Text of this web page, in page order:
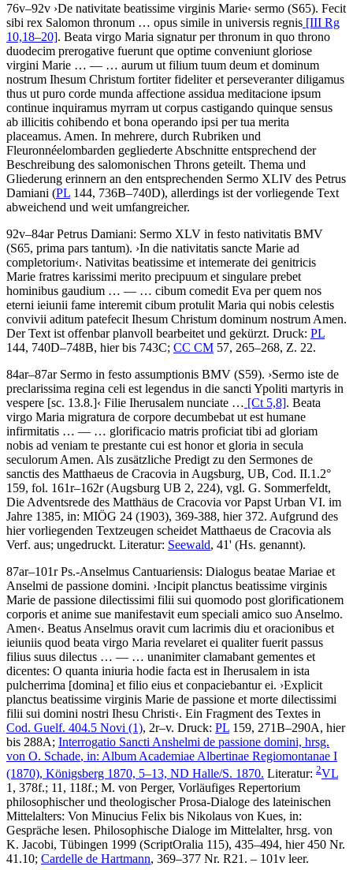
76v–92v ›De nativitate beatissime virginis Marie‹ sermo (S65). Fecit
sibi rex Salomon thronum … opus simile in universis regnis [III Rg
10,18–20]. Beata virgo Maria signatur per thronum in quo throno
duodecim prerogative fuerunt que optime conveniunt gloriose
virgini Marie … — … aurum ut filium tuum deum et dominum
nostrum Ihesum Christum fortiter fideliter et perseveranter diligamus
thus ut puro corde munda affectione assidua meditacione ipsum
continue inquiramus myrram ut corpus castigando quinque sensus
ab illicitis cohibendo et bona operando ipsi per tua merita
placeamus. Amen. In mehrere, durch Rubriken und
Fleuronnéelombarden gegliederte Abschnitte entsprechend der
Beschreibung des salomonischen Throns geteilt. Thema und
Gliederung erinnern an den entsprechenden Sermo XLIV des Petrus
Damiani (PL 144, 736B–740D), allerdings ist der vorliegende Text
abweichend und weit umfangreicher.
92v–84arPetrus Damiani: Sermo XLV in festo nativitatis BMV
(S65, prima pars tantum). ›In die nativitatis sancte Marie ad
completorium‹. Nativitas beatissime et intemerate dei genitricis
Marie fratres karissimi merito precipuum et singulare prebet
hominibus gaudium … — … cibum comedit Eva per quem nos
eterni ieiunii fame interemit cibum protulit Maria qui nobis celestis
convivii aditum patefecit Ihesum Christum dominum nostrum Amen.
Der Text ist offenbar planvoll bearbeitet und gekürzt. Druck: PL
144, 740D–748B, hier bis 743C; CC CM 57, 265–268, Z. 22.
84ar–87ar Sermo in festo assumptionis BMV (S59). ›Sermo iste de
preclarissima regina celi est legendus in die sancti Ypoliti martyris in
vespere [sc. 13.8.]‹ Filie Iherusalem nunciate … [Ct 5,8]. Beata
virgo Maria migratura de corpore decumbebat ut est humane
infirmitatis … — … glorificacio matris proficiat tibi ad gloriam
nobis ad veniam te prestante cui est honor et gloria in secula
seculorum Amen. Als zusätzliche Predigt zu den Sermones de
sanctis des Matthaeus de Cracovia in Augsburg, UB, Cod. II.1.2°
159, fol. 161r–162r (Augsburg UB 2, 224), vgl. G. Sommerfeldt,
Die Adventsrede des Matthäus de Cracovia vor Papst Urban VI. im
Jahre 1385, in: MIÖG 24 (1903), 369-388, hier 372. Aufgrund des
hier vorliegenden Textzeugen scheidet Matthaeus de Cracovia als
Verf. aus; ungedruckt. Literatur: Seewald, 41' (Hs. genannt).
87ar–101rPs.-Anselmus Cantuariensis: Dialogus beatae Mariae et
Anselmi de passione domini. ›Incipit planctus beatissime virginis
Marie de passione dilectissimi filii sui quomodo post glorificationem
corporis et anime sue manifestavit eum speciali amico suo Anselmo.
Amen‹. Beatus Anselmus oravit cum lacrimis diu et oracionibus et
ieiuniis quod beata virgo Maria revelaret ei qualiter fuerit passus
filius suus dilectus … — … unanimiter clamabant gementes et
dicentes: O quanta iniuria hodie facta est in Iherusalem in ista
pulcherrima [domina] et filio eius et conpaciebantur ei. ›Explicit
planctus beatissime virginis Marie de passione et morte dilectissimi
filii sui domini nostri Ihesu Christi‹. Ein Fragment des Textes in
Cod. Guelf. 404.5 Novi (1), 2r–v. Druck: PL 159, 271B–290A, hier
bis 288A; Interrogatio Sancti Anshelmi de passione domini, hrsg.
von O. Schade, in: Album Academiae Albertinae Regiomontanae I
(1870), Königsberg 1870, 5–13, ND Halle/S. 1870. Literatur: 2VL
1, 378f.; 11, 118f.; M. von Perger, Vorläufiges Repertorium
philosophischer und theologischer Prosa-Dialoge des lateinischen
Mittelalters: Von Minucius Felix bis Nikolaus von Kues, in:
Gespräche lesen. Philosophische Dialoge im Mittelalter, hrsg. von
K. Jacobi, Tübingen 1999 (ScriptOralia 115), 435–494, hier 450 Nr.
41.10; Cardelle de Hartmann, 369–377 Nr. R21. – 101v leer.